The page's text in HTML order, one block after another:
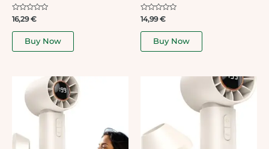
Rated
0
out
16,29€
Buy Now
Rated
0
out
14,99€
Buy Now